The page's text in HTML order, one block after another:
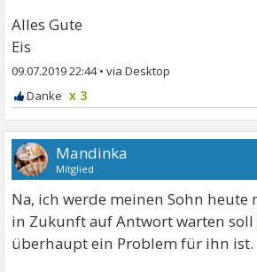
Alles Gute
Eis
09.07.2019 22:44•
x 3
Mandinka
Mitglied
Na, ich werde meinen Sohn heute
in Zukunft auf Antwort warten soll
überhaupt ein Problem für ihn ist.